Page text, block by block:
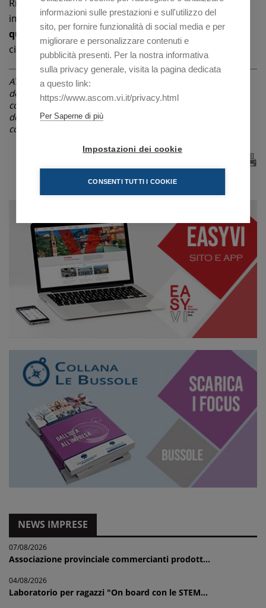
Riteniamo – conclude la presidente degli agenti
immobiliari vicentini - che sebene implementato
questo decreto potrà portare benefici concreti
cittadini e all’economia”.
ATTENZIONE: La notizia è riferita alla data di pubblicazione
dell'articolo indicata in alto, sotto il titolo. Le informazioni
contenute possono pertanto, nel corso del tempo, subire
delle variazioni non riportate in questa pagina, ma in
comunicazioni successive o non essere più attuali.
NEWS IMPRESE
07/08/2026
Associazione provinciale commercianti prodott...
04/08/2026
Laboratorio per ragazzi "On board con le STEM...
informazioni sulle prestazioni e sull'utilizzo del
sito, per fornire funzionalità di social media e per
migliorare e personalizzare contenuti e
pubblicità presenti. Per la nostra informativa
sulla privacy generale, visita la pagina dedicata
a questo link:
https://www.ascom.vi.it/privacy.html
Per Saperne di più
Impostazioni dei cookie
CONSENTI TUTTI I COOKIE